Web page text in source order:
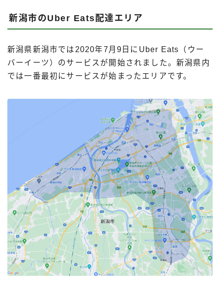
新潟市のUber Eats配達エリア
新潟県新潟市では2020年7月9日にUber Eats（ウー
バーイーツ）のサービスが開始されました。新潟県内
では一番最初にサービスが始まったエリアです。